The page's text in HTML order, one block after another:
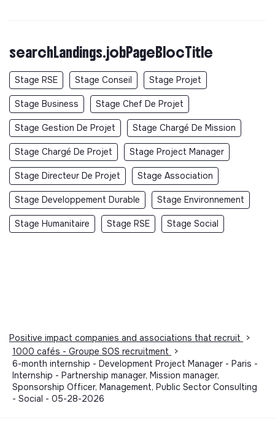
searchLandings.jobPageBlocTitle
Stage RSE Stage Conseil Stage Projet
Stage Business Stage Chef De Projet
Stage Gestion De Projet Stage Chargé De Mission
Stage Chargé De Projet Stage Project Manager
Stage Directeur De Projet Stage Association
Stage Developpement Durable Stage Environnement
Stage Humanitaire Stage RSE Stage Social
Positive impact companies and associations that recruit
>
1000 cafés - Groupe SOS recruitment
>
6-month internship - Development Project Manager - Paris -
Internship - Partnership manager, Mission manager,
Sponsorship Officer, Management, Public Sector Consulting
- Social - 05-28-2026